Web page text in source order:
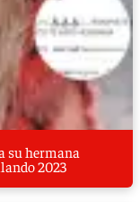
su hermana
2023